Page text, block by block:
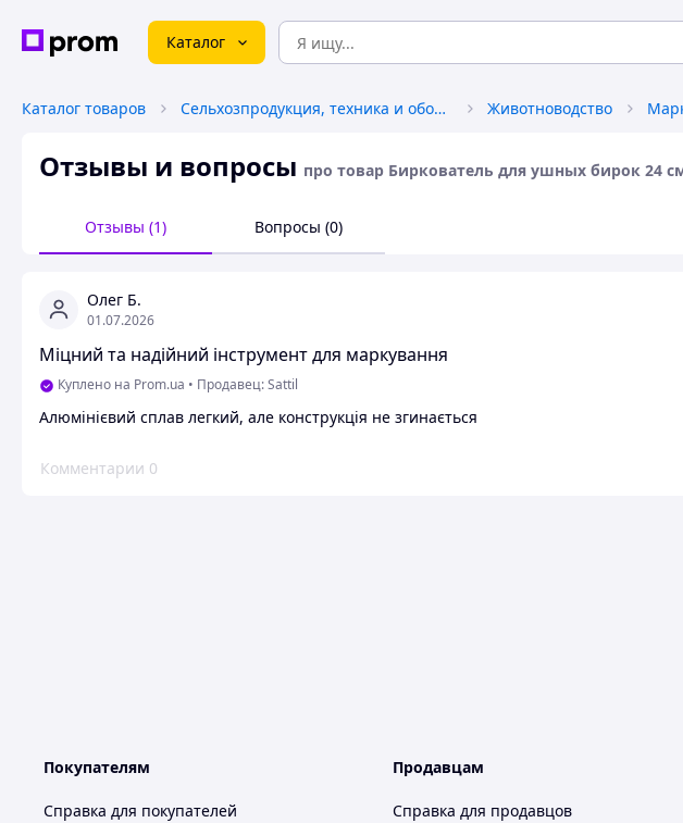
Каталог
Каталог товаров Сельхозпродукция, техника и оборудование Животноводство
Отзывы и вопросы про товар Биркователь для ушных бирок
Отзывы (1) Вопросы (0)
Олег Б.
01.07.2026
Міцний та надійний інструмент для маркування
Куплено на Prom.ua • Продавец: Sattil
Алюмінієвий сплав легкий, але конструкція не згинається
Комментарии 0
Покупателям
Справка для покупателей
Продавцам
Справка для продавцов